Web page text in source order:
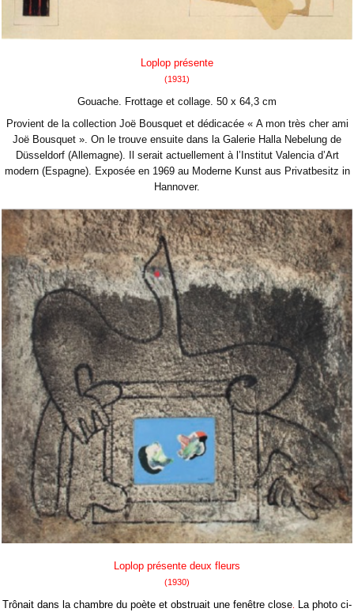
Loplop présente
(1931)
Gouache. Frottage et collage. 50 x 64,3 cm
Provient de la collection Joë Bousquet et dédicacée « A mon très cher ami
Joë Bousquet ». On le trouve ensuite dans la Galerie Halla Nebelung de
Düsseldorf (Allemagne). Il serait actuellement à l’Institut Valencia d’Art
modern (Espagne). Exposée en 1969 au Moderne Kunst aus Privatbesitz in
Hannover.
Loplop présente deux fleurs
(1930)
Trônait dans la chambre du poète et obstruait une fenêtre close La photo ci-